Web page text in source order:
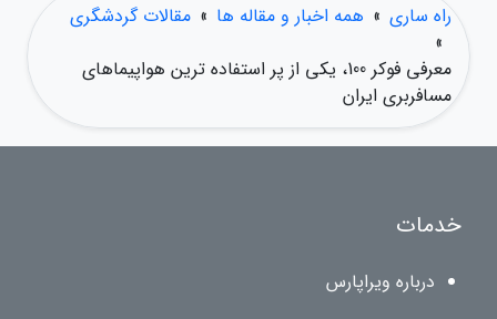
راه ساری » همه اخبار و مقاله ها » مقالات گردشگری
»
معرفی فوکر 100، یکی از پر استفاده ترین هواپیماهای
مسافربری ایران
خدمات
درباره ویراپارس